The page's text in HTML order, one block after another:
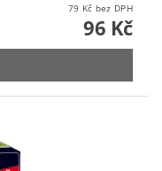
79 Kč bez DPH
96 Kč